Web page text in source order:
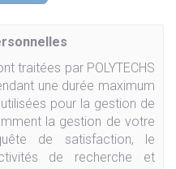
traitées par POLYTECHS
une durée maximum
pour la gestion de
la gestion de votre
de satisfaction, le
de recherche et